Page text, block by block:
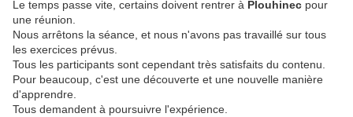
Le temps passe vite, certains doivent rentrer à Plouhinec pour
une réunion.
Nous arrêtons la séance, et nous n'avons pas travaillé sur tous
les exercices prévus.
Tous les participants sont cependant très satisfaits du contenu.
Pour beaucoup, c'est une découverte et une nouvelle manière
d'apprendre.
Tous demandent à poursuivre l'expérience.